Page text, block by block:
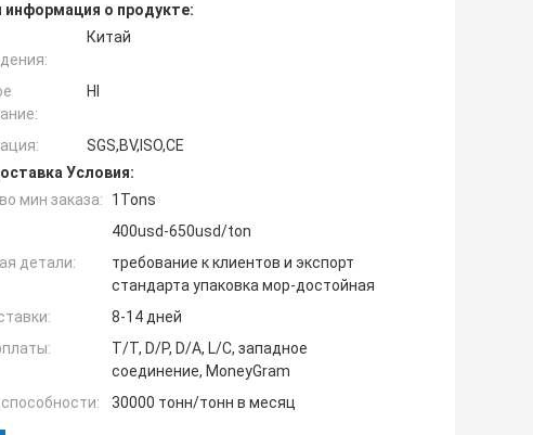
информация о продукте:
Китай
Hl
SGS,BV,ISO,CE
Условия:
мин заказа:
1Tons
400usd-650usd/ton
детали:
требование к клиентов и экспорт
стандарта упаковка мор-достойная
8-14 дней
T/T, D/P, D/A, L/C, западное
соединение, MoneyGram
30000 тонн/тонн в месяц